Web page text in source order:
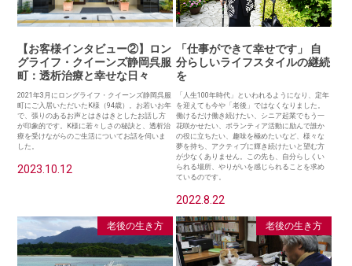
【お客様インタビュー②】ロン
グライフ・クイーンズ静岡呉服
町：透析治療と幸せな日々
2021年3月にロングライフ・クイーンズ静岡呉服
町にご入居いただいたK様（94歳）。お若いお年
で、張りのあるお声とはきはきとしたお話し方
が印象的です。K様に若々しさの秘訣と、透析治
療を受けながらのご生活についてお話を伺いま
した。
2023.10.12
「仕事ができて幸せです」 自
分らしいライフスタイルの継続
を
「人生100年時代」といわれるようになり、定年
を迎えても今や「老後」ではなくなりました。
働けるだけ働き続けたい、シニア起業でもう一
花咲かせたい、ボランティア活動に励んで誰か
の役に立ちたい、趣味を極めたいなど、様々な
夢を持ち、アクティブに輝き続けたいと望む方
が少なくありません。この先も、自分らしくい
られる場所、やりがいを感じられることを求め
ているのです。
2022.8.22
老後の生き方 老後の生き方